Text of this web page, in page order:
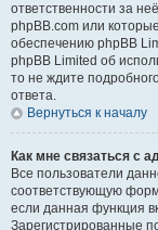
ответственности за
phpBB.com или
обеспечению phpBB
phpBB Limited об
то не ждите
ответа.
Вернуться к началу
Как мне связаться с
Все пользователи
соответствующую
если данная функция
Зарегистрированные